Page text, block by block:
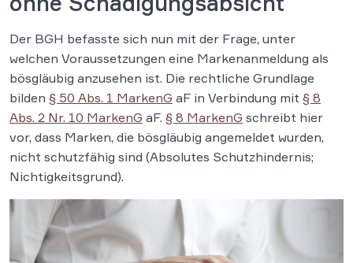
Der BGH befasste sich nun mit der Frage, unter
welchen Voraussetzungen eine Markenanmeldung als
bösgläubig anzusehen ist. Die rechtliche Grundlage
bilden § 50 Abs. 1 MarkenG aF in Verbindung mit § 8
Abs. 2 Nr. 10 MarkenG aF. § 8 MarkenG schreibt hier
vor, dass Marken, die bösgläubig angemeldet wurden,
nicht schutzfähig sind (Absolutes Schutzhindernis;
Nichtigkeitsgrund).